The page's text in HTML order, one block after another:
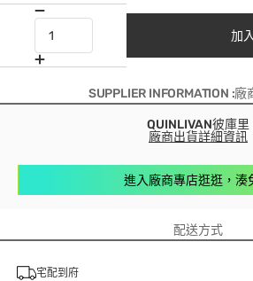
加
SUPPLIER INFORMATION :
QUINLIVAN彼庫里
廠商出貨詳細資訊
進入廠商專店逛逛，湊
配送方式
宅配到府